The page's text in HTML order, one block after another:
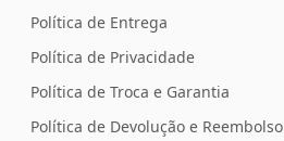
Política de Entrega
Política de Privacidade
Política de Troca e Garantia
Política de Devolução e Reembolso